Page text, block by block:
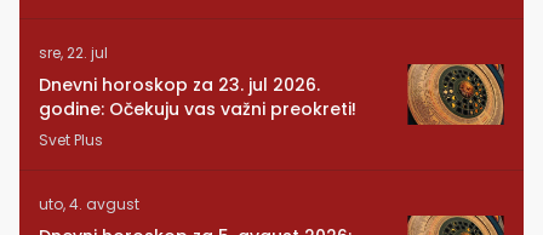
sre, 22. jul
Dnevni horoskop za 23. jul 2026.
godine: Očekuju vas važni preokreti!
Svet Plus
uto, 4. avgust